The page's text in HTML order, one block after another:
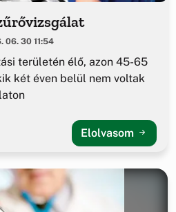
06. 30 11:54
területén élő, azon 45-65
két éven belül nem voltak
Elolvasom